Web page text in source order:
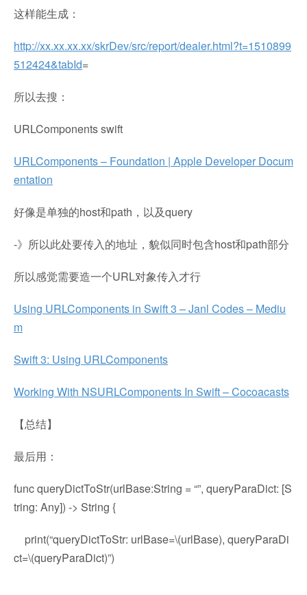
这样能生成：
http://xx.xx.xx.xx/skrDev/src/report/dealer.html?t=1510899
512424&tabId=
所以去搜：
URLComponents swift
URLComponents – Foundation | Apple Developer Docum
entation
好像是单独的host和path，以及query
-》所以此处要传入的地址，貌似同时包含host和path部分
所以感觉需要造一个URL对象传入才行
Using URLComponents in Swift 3 – Janl Codes – Mediu
m
Swift 3: Using URLComponents
Working With NSURLComponents In Swift – Cocoacasts
【总结】
最后用：
func queryDictToStr(urlBase:String = “”, queryParaDict: [S
tring: Any]) -> String {
print(“queryDictToStr: urlBase=\(urlBase), queryParaDi
ct=\(queryParaDict)”)